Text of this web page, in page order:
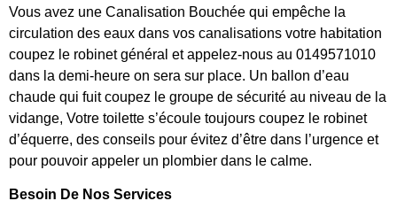
Vous avez une Canalisation Bouchée qui empêche la
circulation des eaux dans vos canalisations votre habitation
coupez le robinet général et appelez-nous au 0149571010
dans la demi-heure on sera sur place. Un ballon d’eau
chaude qui fuit coupez le groupe de sécurité au niveau de la
vidange, Votre toilette s’écoule toujours coupez le robinet
d’équerre, des conseils pour évitez d’être dans l’urgence et
pour pouvoir appeler un plombier dans le calme.
Besoin De Nos Services